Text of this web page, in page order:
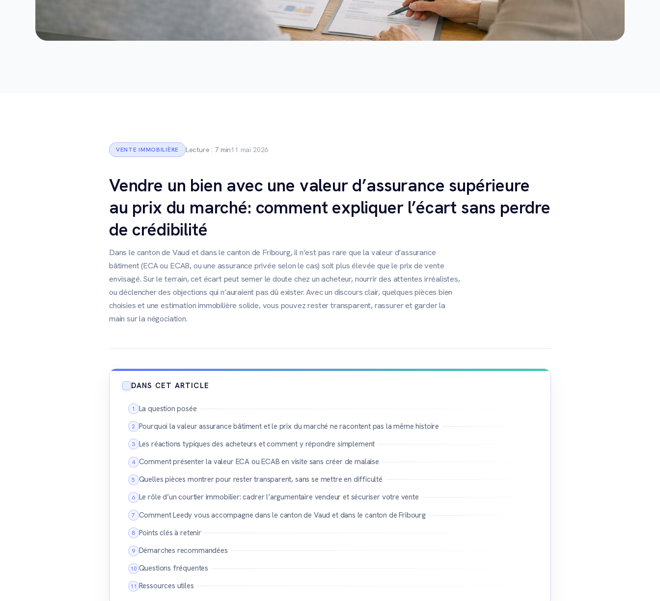
VENTE IMMOBILIÈRE Lecture : 7 min11 mai 2026
Vendre un bien avec une valeur d’assurance supérieure
au prix du marché: comment expliquer l’écart sans perdre
de crédibilité
Dans le canton de Vaud et dans le canton de Fribourg, il n’est pas rare que la valeur d’assurance
bâtiment (ECA ou ECAB, ou une assurance privée selon le cas) soit plus élevée que le prix de vente
envisagé. Sur le terrain, cet écart peut semer le doute chez un acheteur, nourrir des attentes irréalistes,
ou déclencher des objections qui n’auraient pas dû exister. Avec un discours clair, quelques pièces bien
choisies et une estimation immobilière solide, vous pouvez rester transparent, rassurer et garder la
main sur la négociation.
DANS CET ARTICLE
La question posée
Pourquoi la valeur assurance bâtiment et le prix du marché ne racontent pas la même histoire
Les réactions typiques des acheteurs et comment y répondre simplement
Comment présenter la valeur ECA ou ECAB en visite sans créer de malaise
Quelles pièces montrer pour rester transparent, sans se mettre en difficulté
Le rôle d’un courtier immobilier: cadrer l’argumentaire vendeur et sécuriser votre vente
Comment Leedy vous accompagne dans le canton de Vaud et dans le canton de Fribourg
Points clés à retenir
Démarches recommandées
Questions fréquentes
Ressources utiles